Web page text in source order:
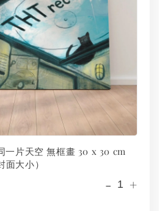
一片天空 無框畫 30 x 30 cm
大小）
- +